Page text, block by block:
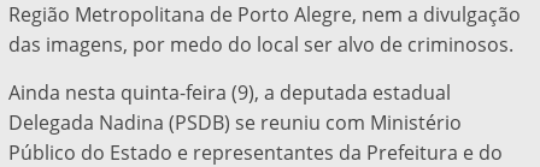
Região Metropolitana de Porto Alegre, nem a divulgação
das imagens, por medo do local ser alvo de criminosos.
Ainda nesta quinta-feira (9), a deputada estadual
Delegada Nadina (PSDB) se reuniu com Ministério
Público do Estado e representantes da Prefeitura e do